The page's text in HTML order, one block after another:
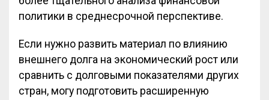
политики в среднесрочной перспективе.
Если нужно развить материал по влиянию
внешнего долга на экономический рост или
сравнить с долговыми показателями других
стран, могу подготовить расширенную